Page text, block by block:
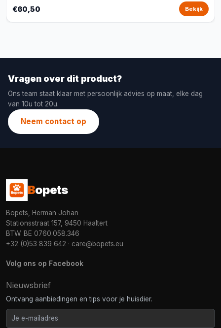
€60,50 Bekijk
Vragen over dit product?
Ons team staat klaar met persoonlijk advies op maat, elke dag
van 10u tot 20u.
Neem contact op
Bopets
Bopets, Herman Johan
Stationsstraat 157, 9450 Haaltert
BTW: BE 0760.058.346
+32 (0)53 839 642 · care@bopets.eu
Volg ons op Facebook
Nieuwsbrief
Ontvang aanbiedingen en tips voor je huisdier.